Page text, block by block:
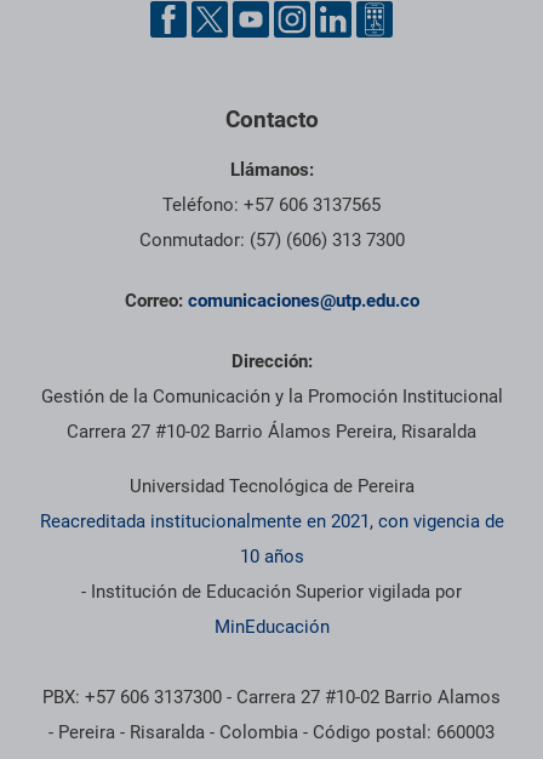
Contacto
Llámanos:
Teléfono: +57 606 3137565
Conmutador: (57) (606) 313 7300
Correo: comunicaciones@utp.edu.co
Dirección:
Gestión de la Comunicación y la Promoción Institucional
Carrera 27 #10-02 Barrio Álamos Pereira, Risaralda
Universidad Tecnológica de Pereira
Reacreditada institucionalmente en 2021, con vigencia de
10 años
- Institución de Educación Superior vigilada por
MinEducación
PBX: +57 606 3137300 - Carrera 27 #10-02 Barrio Alamos
- Pereira - Risaralda - Colombia - Código postal: 660003